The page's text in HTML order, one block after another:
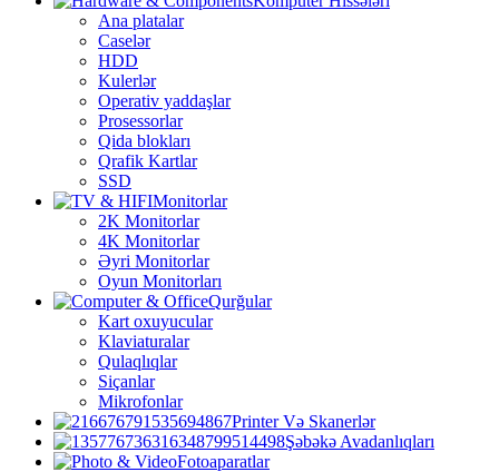
Ana platalar
Caselər
HDD
Kulerlər
Operativ yaddaşlar
Prosessorlar
Qida blokları
Qrafik Kartlar
SSD
Monitorlar
2K Monitorlar
4K Monitorlar
Əyri Monitorlar
Oyun Monitorları
Qurğular
Kart oxuyucular
Klaviaturalar
Qulaqlıqlar
Siçanlar
Mikrofonlar
Printer Və Skanerlər
Şəbəkə Avadanlıqları
Fotoaparatlar